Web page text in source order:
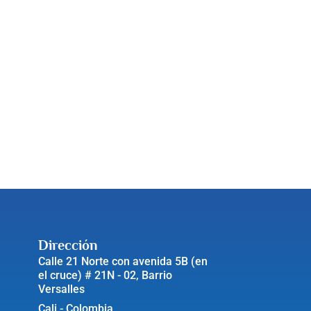
Dirección
Calle 21 Norte con avenida 5B (en
el cruce) # 21N - 02, Barrio
Versalles